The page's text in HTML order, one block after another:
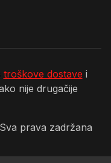
troškove dostave i
nije drugačije
prava zadržana